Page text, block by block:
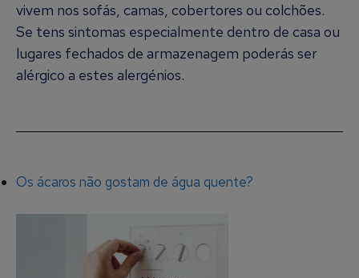
vivem nos sofás, camas, cobertores ou colchões.
Se tens sintomas especialmente dentro de casa ou
lugares fechados de armazenagem poderás ser
alérgico a estes alergénios.
Os ácaros não gostam de água quente?